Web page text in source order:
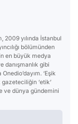
2009 yılında İstanbul
bölümünden
en büyük medya
danışmanlık gibi
‘Eşik
‘etik’
ve dünya gündemini